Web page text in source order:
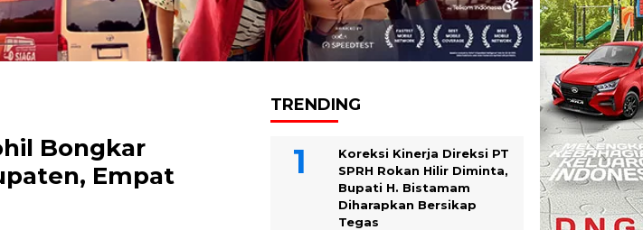
Bongkar
Empat
TRENDING
Koreksi Kinerja Direksi PT
SPRH Rokan Hilir Diminta,
Bupati H. Bistamam
Diharapkan Bersikap
Tegas